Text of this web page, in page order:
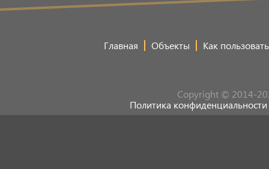
Главная Объекты Как
Copyright © 2014-
Политика конфиденциальности